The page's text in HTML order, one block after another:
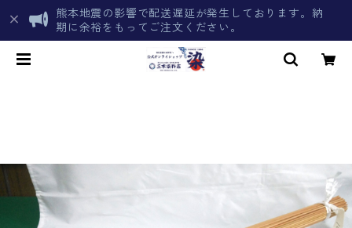
熊本地震の影響で配送遅延が発生しております。納
期に余裕をもってご注文ください。